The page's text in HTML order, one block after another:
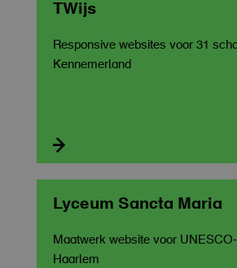
TWijs
Responsive websites voor 31
Kennemerland

Lyceum Sancta Maria
Maatwerk website voor
Haarlem